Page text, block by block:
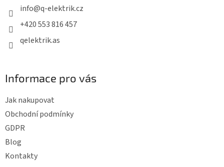
info@q-elektrik.cz
+420 553 816 457
qelektrik.as
Informace pro vás
Jak nakupovat
Obchodní podmínky
GDPR
Blog
Kontakty